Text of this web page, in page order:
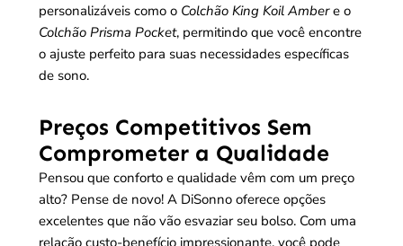
personalizáveis como o Colchão King Koil Ambere o
Colchão Prisma Pocket, permitindo que você encontre
o ajuste perfeito para suas necessidades específicas
de sono.
Preços Competitivos Sem
Comprometer a Qualidade
Pensou que conforto e qualidade vêm com um preço
alto? Pense de novo! A DiSonno oferece opções
excelentes que não vão esvaziar seu bolso. Com uma
relação custo-benefício impressionante, você pode